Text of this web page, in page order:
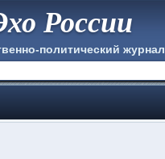
России
политический журнал